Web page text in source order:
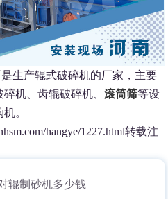
生产辊式破碎机的厂家，主要
碎机、齿辊破碎机、滚筒筛等设
。
hangye/1227.html转载注
辊制砂机多少钱